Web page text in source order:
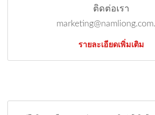
ติดต่อเรา
รายละเอียดเพิ่มเติม